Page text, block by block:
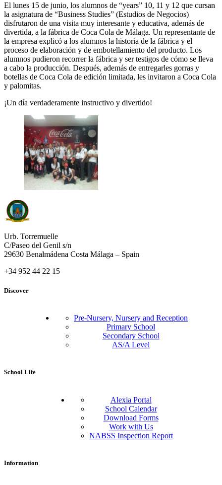
El lunes 15 de junio, los alumnos de “years” 10, 11 y 12 que cursan
la asignatura de “Business Studies” (Estudios de Negocios)
disfrutaron de una visita muy interesante y educativa, además de
divertida, a la fábrica de Coca Cola de Málaga. Un representante de
la empresa explicó a los alumnos la historia de la fábrica y el
proceso de elaboración y de embotellamiento del producto. Los
alumnos pudieron recorrer la fábrica y ser testigos de cómo se lleva
a cabo la producción. Después, además de entregarles gorras y
botellas de Coca Cola de edición limitada, les invitaron a Coca Cola
y palomitas.
¡Un día verdaderamente instructivo y divertido!
Urb. Torremuelle
C/Paseo del Genil s/n
29630 Benalmádena Costa Málaga – Spain
+34 952 44 22 15
Discover
Pre-Nursery, Nursery and Reception
Primary School
Secondary School
AS/A Level
School Life
Alexia Portal
School Calendar
Download Forms
Work with Us
NABSS Inspection Report
Information